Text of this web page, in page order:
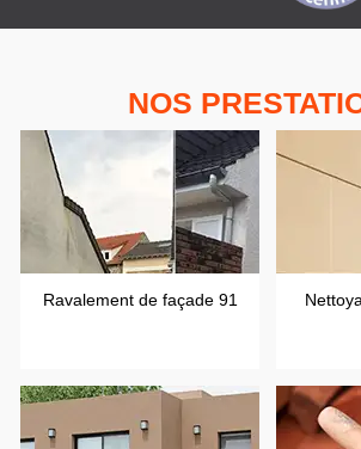
NOS
Ravalement de façade 91